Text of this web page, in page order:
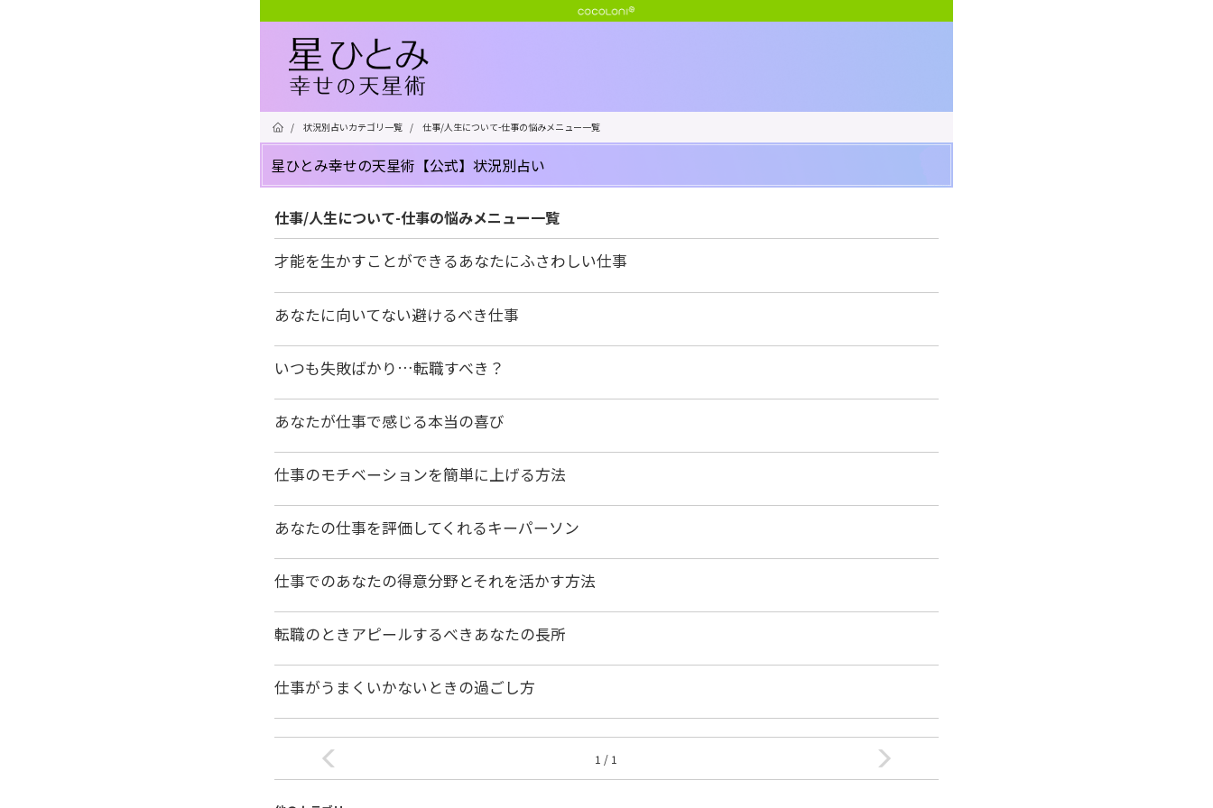
/ 状況別占いカテゴリ一覧 / 仕事/人生について-仕事の悩みメニュー一覧
星ひとみ幸せの天星術【公式】状況別占い
仕事/人生について-仕事の悩みメニュー一覧
才能を生かすことができるあなたにふさわしい仕事
あなたに向いてない避けるべき仕事
いつも失敗ばかり…転職すべき？
あなたが仕事で感じる本当の喜び
仕事のモチベーションを簡単に上げる方法
あなたの仕事を評価してくれるキーパーソン
仕事でのあなたの得意分野とそれを活かす方法
転職のときアピールするべきあなたの長所
仕事がうまくいかないときの過ごし方
1 / 1